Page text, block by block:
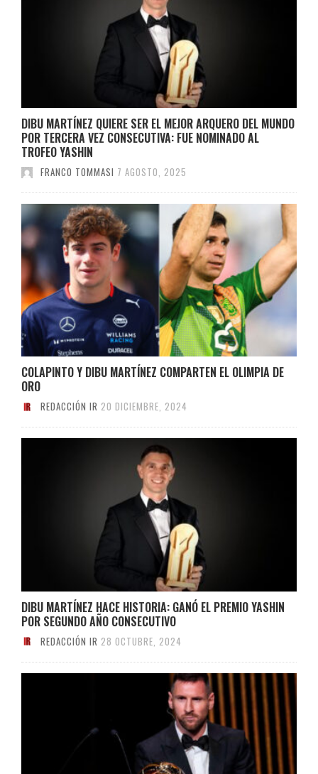
DIBU MARTÍNEZ QUIERE SER EL MEJOR ARQUERO DEL MUNDO
POR TERCERA VEZ CONSECUTIVA: FUE NOMINADO AL
TROFEO YASHIN
FRANCO TOMMASI 7 AGOSTO, 2025
COLAPINTO Y DIBU MARTÍNEZ COMPARTEN EL OLIMPIA DE
ORO
REDACCIÓN IR 20 DICIEMBRE, 2024
DIBU MARTÍNEZ HACE HISTORIA: GANÓ EL PREMIO YASHIN
POR SEGUNDO AÑO CONSECUTIVO
REDACCIÓN IR 28 OCTUBRE, 2024